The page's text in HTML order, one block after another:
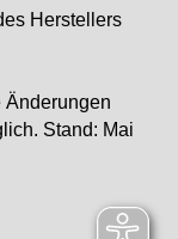
Herstellers
Änderungen
Stand: Mai